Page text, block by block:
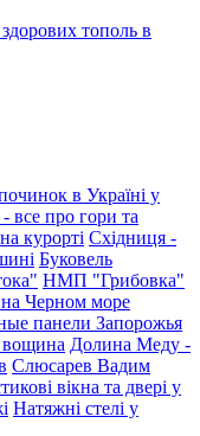
тополь в
в Україні у
все про гори та
курорті Східниця -
Буковель
НМП "Грибовка"
Черном море
панели Запорожья
вощина Долина Меду -
Слюсарев Вадим
вікна та двері у
Натяжні стелі у